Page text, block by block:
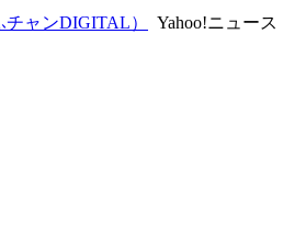
ャンDIGITAL） Yahoo!ニュース